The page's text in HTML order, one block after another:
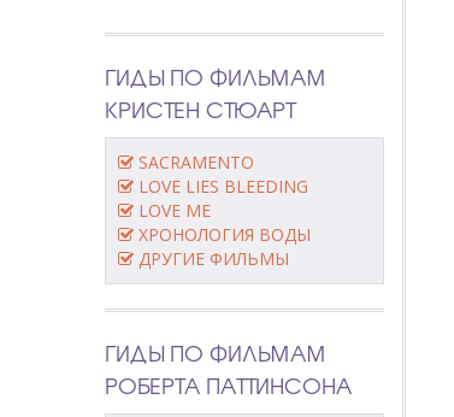
ГИДЫ ПО ФИЛЬМАМ
КРИСТЕН СТЮАРТ
SACRAMENTO
LOVE LIES BLEEDING
LOVE ME
ХРОНОЛОГИЯ ВОДЫ
ДРУГИЕ ФИЛЬМЫ
ГИДЫ ПО ФИЛЬМАМ
РОБЕРТА ПАТТИНСОНА